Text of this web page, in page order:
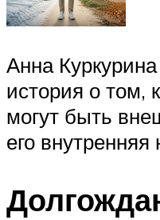
Анна
история о том,
могут быть
его внутренняя